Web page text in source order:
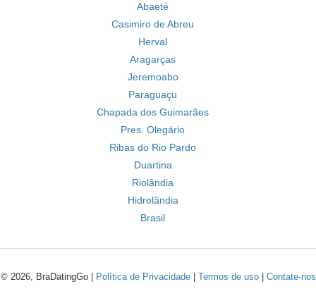
Abaeté
Casimiro de Abreu
Herval
Aragarças
Jeremoabo
Paraguaçu
Chapada dos Guimarães
Pres. Olegário
Ribas do Rio Pardo
Duartina
Riolândia
Hidrolândia
Brasil
© 2026, BraDatingGo | Política de Privacidade| Termos de uso| Contate-nos